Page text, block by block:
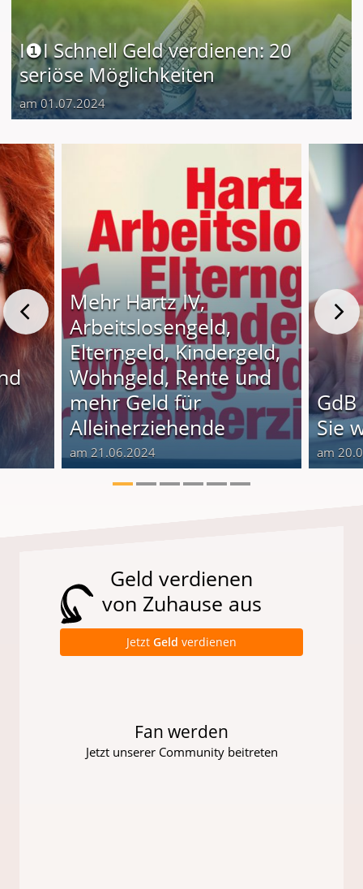
I❶I Schnell Geld verdienen: 20
seriöse Möglichkeiten
am 01.07.2024
Mehr Hartz IV,
Arbeitslosengeld,
Elterngeld, Kindergeld,
Wohngeld, Rente und
mehr Geld für
Alleinerziehende
am 21.06.2024
Sie
am
Geld verdienen
von Zuhause aus
Jetzt Geld verdienen
Fan werden
Jetzt unserer Community beitreten